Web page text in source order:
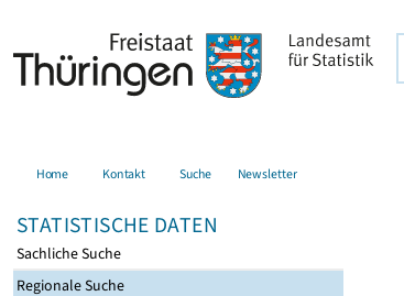
Home Kontakt Suche Newsletter
STATISTISCHE DATEN
Sachliche Suche
Regionale Suche